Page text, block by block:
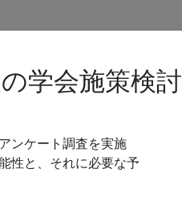
学会施策検討
ンケート調査を実施
性と、それに必要な予